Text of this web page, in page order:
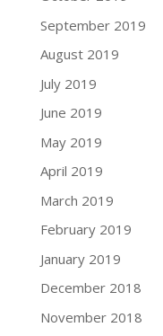
September 2019
August 2019
July 2019
June 2019
May 2019
April 2019
March 2019
February 2019
January 2019
December 2018
November 2018